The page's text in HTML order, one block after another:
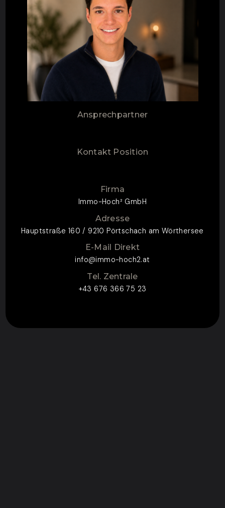
Ansprechpartner
Kontakt Position
Firma
Immo-Hoch² GmbH
Adresse
Hauptstraße 160 / 9210 Pörtschach am Wörthersee
E-Mail Direkt
info@immo-hoch2.at
Tel. Zentrale
+43 676 366 75 23